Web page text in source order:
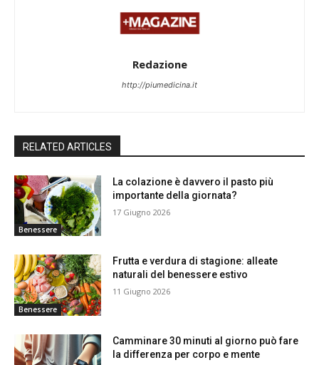
Redazione
http://piumedicina.it
RELATED ARTICLES
Benessere
La colazione è davvero il pasto più
importante della giornata?
17 Giugno 2026
Benessere
Frutta e verdura di stagione: alleate
naturali del benessere estivo
11 Giugno 2026
Camminare 30 minuti al giorno può fare
la differenza per corpo e mente